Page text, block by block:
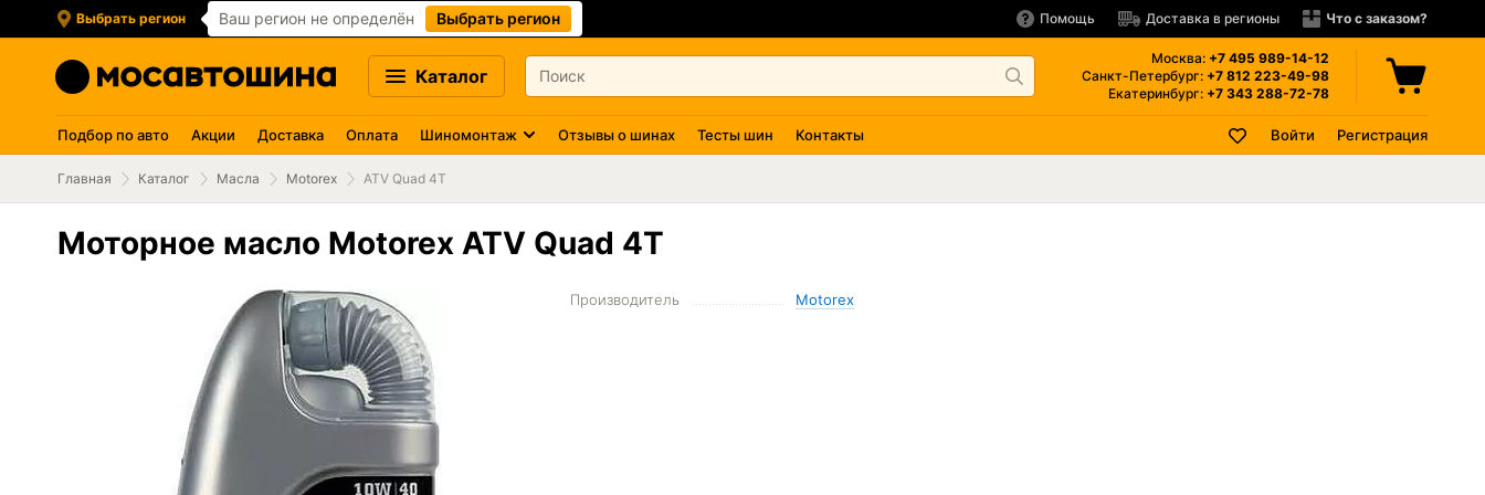
Выбрать регион Ваш регион не определён Выбрать регион Помощь Доставка в регионы Что с заказом?
Каталог
Москва: +7 495 989-14-12
Санкт-Петербург: +7 812 223-49-98
Екатеринбург: +7 343 288-72-78
Подбор по авто Акции Доставка Оплата Шиномонтаж Отзывы о шинах Тесты шин Контакты Войти Регистрация
Главная Каталог Масла Motorex ATV Quad 4T
Моторное масло Motorex ATV Quad 4T
Производитель Motorex